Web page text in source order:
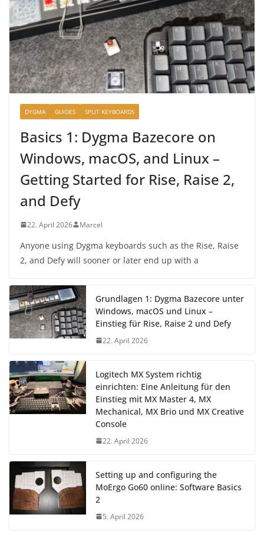
DYGMA GUIDES SPLIT KEYBOARDS
Basics 1: Dygma Bazecore on
Windows, macOS, and Linux –
Getting Started for Rise, Raise 2,
and Defy
22. April 2026 Marcel
Anyone using Dygma keyboards such as the Rise, Raise
2, and Defy will sooner or later end up with a
Grundlagen 1: Dygma Bazecore unter
Windows, macOS und Linux –
Einstieg für Rise, Raise 2 und Defy
22. April 2026
Logitech MX System richtig
einrichten: Eine Anleitung für den
Einstieg mit MX Master 4, MX
Mechanical, MX Brio und MX Creative
Console
22. April 2026
Setting up and configuring the
MoErgo Go60 online: Software Basics
2
5. April 2026